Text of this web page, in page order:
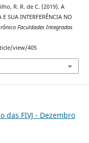
R. R. de C. (2019). A
SUA INTERFERÊNCIA NO
Faculdades Integradas
view/405
das FIVJ - Dezembro